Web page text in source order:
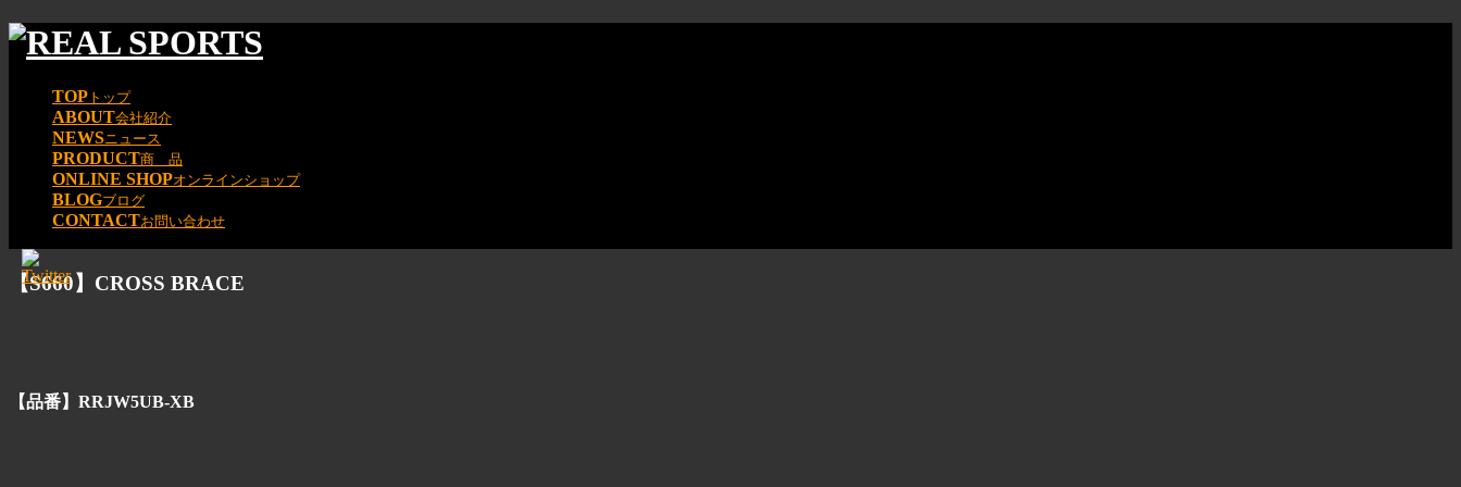
TOP トップ
ABOUT会社紹介
NEWSニュース
PRODUCT商 品
ONLINE SHOPオンラインショップ
BLOGブログ
CONTACTお問い合わせ
【S660】CROSS BRACE
【品番】RRJW5UB-XB